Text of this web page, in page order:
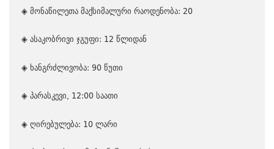
◈ მონაწილეთა მაქსიმალური რაოდენობა: 20
◈ ასაკობრივი ჯგუფი: 12 წლიდან
◈ ხანგრძლივობა: 90 წუთი
◈ პარასკევი, 12:00 საათი
◈ ღირებულება: 10 ლარი